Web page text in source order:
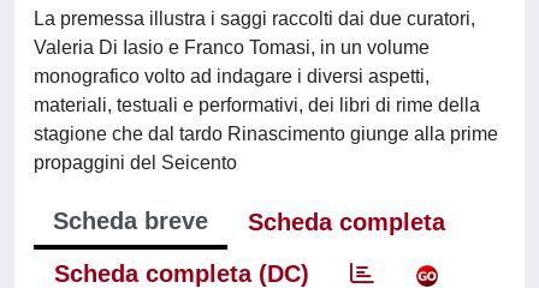
La premessa illustra i saggi raccolti dai due curatori,
Valeria Di Iasio e Franco Tomasi, in un volume
monografico volto ad indagare i diversi aspetti,
materiali, testuali e performativi, dei libri di rime della
stagione che dal tardo Rinascimento giunge alla prime
propaggini del Seicento
Scheda breve
Scheda completa
Scheda completa (DC)